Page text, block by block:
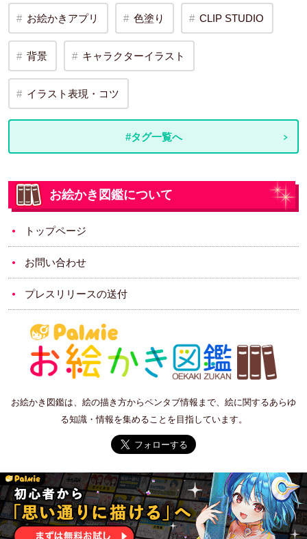
お絵かきアプリ 色塗り CLIP STUDIO
背景 キャラクターイラスト
イラスト表現・コツ
#タグ一覧へ
お絵かき図鑑について
トップページ
お問い合わせ
プレスリリースの送付
お絵かき図鑑は、絵の描き方からペンタブ情報まで、絵に関するあらゆ
る知識・情報を集めることを目指しています。